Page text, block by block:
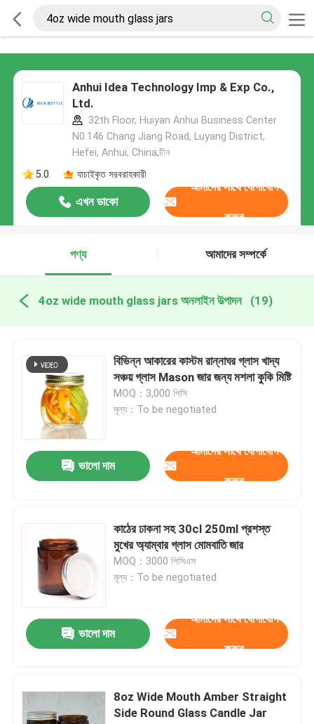
Anhui Idea Technology Imp & Exp Co.,
Ltd.
32th Floor, Huiyan Anhui Business Center
N0.146 Chang Jiang Road, Luyang District,
Hefei, Anhui, China,চীন
5.0
যাচাইকৃত সরবরাহকারী
এখন ডাকো
আমাদের সাথে যোগাযোগ
করুন
পণ্য আমাদের সম্পর্কে
4oz wide mouth glass jars অনলাইন উত্পাদন (19)
বিভিন্ন আকারের কাস্টম রান্নাঘর গ্লাস খাদ্য
সঞ্চয় গ্লাস Mason জার জন্য মশলা কুকি মিষ্টি
MOQ：3,000 পিসি
মূল্য：To be negotiated
ভালো দাম
আমাদের সাথে যোগাযোগ
করুন
কাঠের ঢাকনা সহ 30cl 250ml প্রশস্ত
মুখের অ্যাম্বার গ্লাস মোমবাতি জার
MOQ：3000 পিসিএস
মূল্য：To be negotiated
ভালো দাম
আমাদের সাথে যোগাযোগ
করুন
8oz Wide Mouth Amber Straight
Side Round Glass Candle Jar